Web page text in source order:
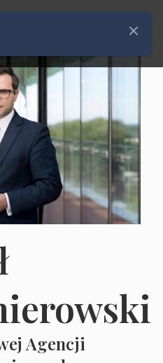
Agencji
Zamknij